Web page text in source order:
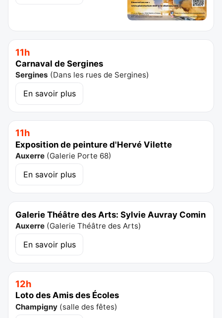
11h
Carnaval de Sergines
Sergines (Dans les rues de Sergines)
En savoir plus
11h
Exposition de peinture d'Hervé Vilette
Auxerre (Galerie Porte 68)
En savoir plus
Galerie Théâtre des Arts: Sylvie Auvray Comin
Auxerre (Galerie Théâtre des Arts)
En savoir plus
12h
Loto des Amis des Écoles
Champigny (salle des fêtes)